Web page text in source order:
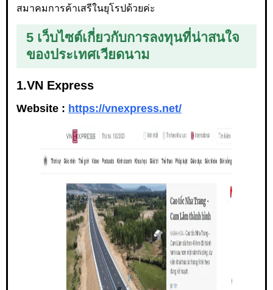
สมาคมการค้าเสรีในยุโรปด้วยค่ะ
5 เว็บไซต์เกี่ยวกับการลงทุนที่น่าสนใจ
ของประเทศเวียดนาม
1.VN Express
Website : https://vnexpress.net/